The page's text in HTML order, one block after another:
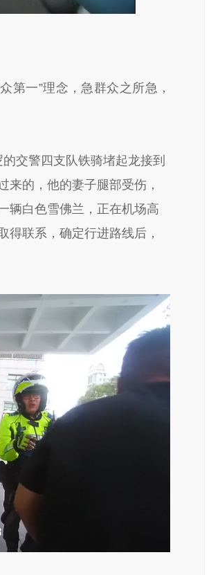
大宇
第一”理念，急群众之所急，
交警四支队铁骑堵起龙接到
来的，他的妻子腿部受伤，
辆白色雪佛兰，正在机场高
得联系，确定行进路线后，